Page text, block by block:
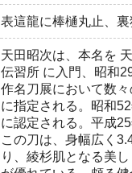
表這龍に棒樋丸止、裏
天田昭次は、本名を
伝習所 に入門、昭和
作名刀展において数
に指定される。昭和
に認定される。平成25
この刀は、身幅広く
り、綾杉肌となる美